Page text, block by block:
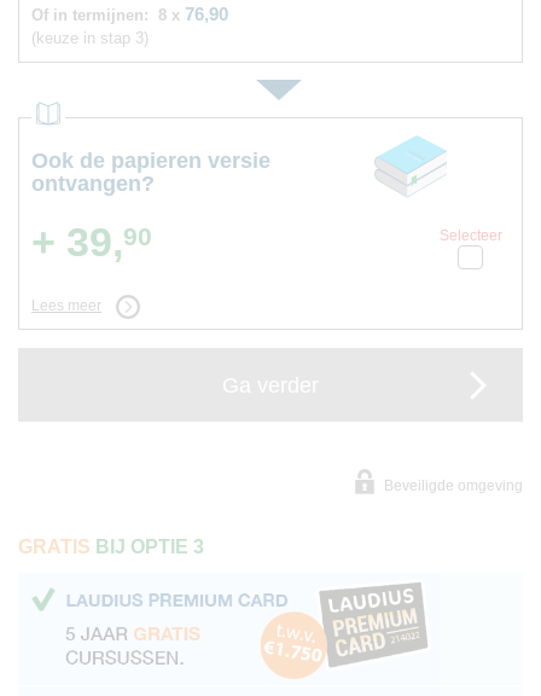
Of in termijnen: 8 x 76,90
(keuze in stap 3)
Ook de papieren versie
ontvangen?
Selecteer
+ 39,90
Lees meer
Beveiligde omgeving
GRATIS BIJ OPTIE 3